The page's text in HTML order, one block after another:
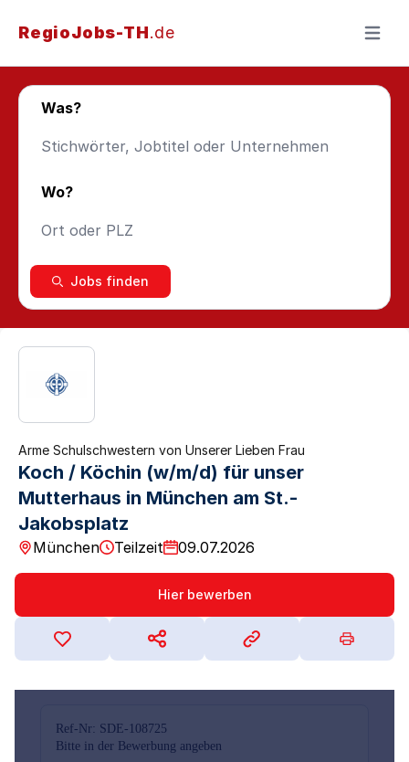
RegioJobs-TH.de Menü
Was?
Wo?
Jobs finden
Arme Schulschwestern von Unserer Lieben Frau
Koch / Köchin (w/m/d) für unser
Mutterhaus in München am St.-
Jakobsplatz
München Teilzeit 09.07.2026
Hier bewerben